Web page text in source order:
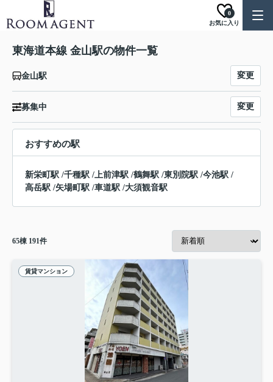
お気に入り
0
東海道本線 金山駅の物件一覧
金山駅 変更
募集中 変更
おすすめの駅
新栄町駅 /千種駅 /上前津駅 /鶴舞駅 /東別院駅 /今池駅 /
高岳駅 /矢場町駅 /車道駅 /大須観音駅
65棟 191件
賃貸マンション